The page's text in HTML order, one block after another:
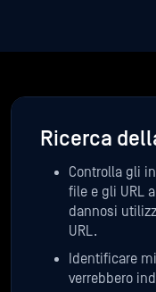
Ricerca
Controlla gli
file e gli URL
dannosi
URL.
Identificare
verrebbero